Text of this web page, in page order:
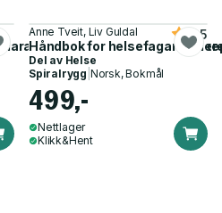
- i praksis : prosedyrar,
Anne Tveit, Liv Guldal
Håndbok for
4.5
Del av Helse
Spiralrygg Norsk, Bokmål
499,-
Nettlager
Klikk&Hent